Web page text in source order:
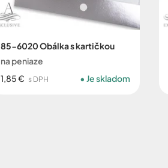
85-6020 Obálka s kartičkou
na peniaze
1,85 € s DPH Je skladom